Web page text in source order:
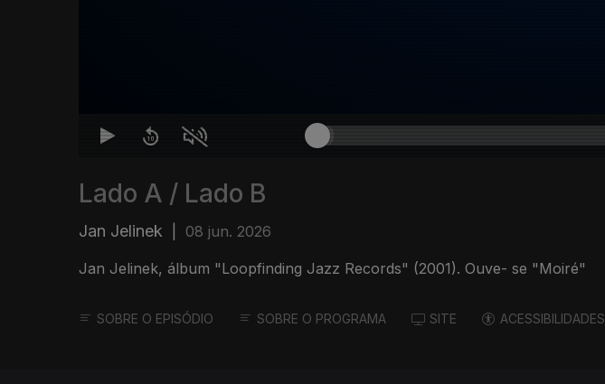
Lado A / Lado B
Jan Jelinek 08 jun. 2026
Jan Jelinek, álbum "Loopfinding Jazz Records" (2001). Ouve- se "Moiré"
SOBRE O EPISÓDIO SOBRE O PROGRAMA SITE ACESSIBILIDADES